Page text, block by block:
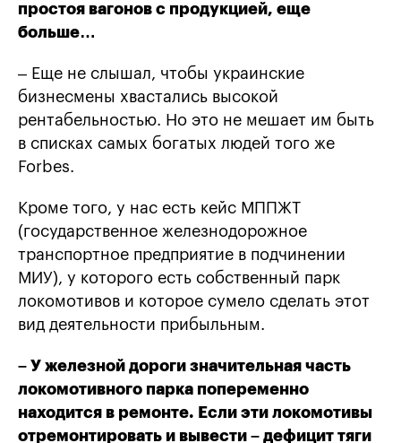
простоя вагонов с продукцией, еще
больше…
– Еще не слышал, чтобы украинские
бизнесмены хвастались высокой
рентабельностью. Но это не мешает им быть
в списках самых богатых людей того же
Forbes.
Кроме того, у нас есть кейс МППЖТ
(государственное железнодорожное
транспортное предприятие в подчинении
МИУ), у которого есть собственный парк
локомотивов и которое сумело сделать этот
вид деятельности прибыльным.
– У железной дороги значительная часть
локомотивного парка попеременно
находится в ремонте. Если эти локомотивы
отремонтировать и вывести – дефицит тяги